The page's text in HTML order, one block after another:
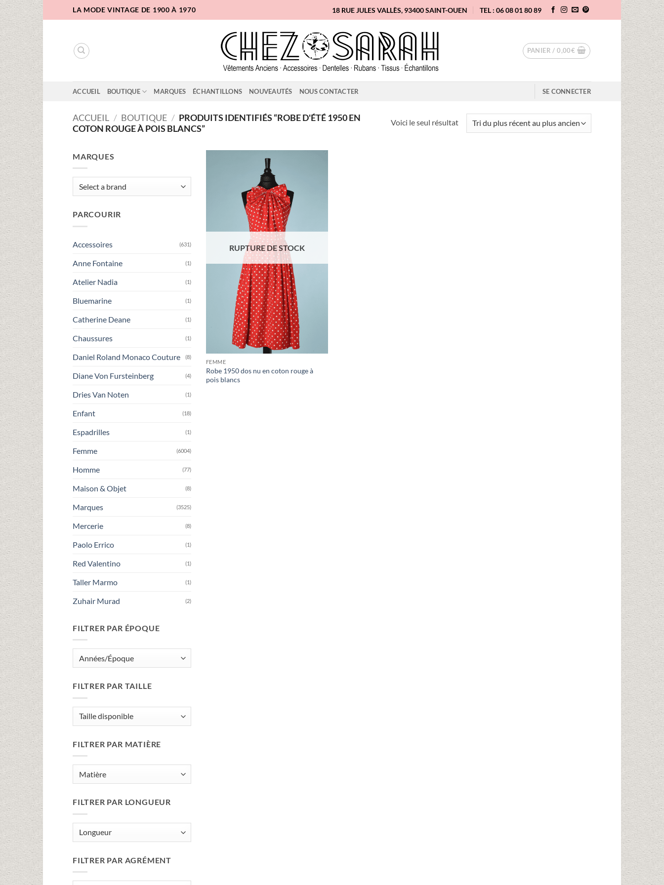
au
LA MODE VINTAGE DE 1900 À 1970 18 RUE JULES VALLÈS, 93400 SAINT-OUEN TEL : 06 08 01 80 89
PANIER /0,00€
ACCUEIL BOUTIQUE MARQUES ÉCHANTILLONS NOUVEAUTÉS NOUS CONTACTER SE CONNECTER
ACCUEIL / BOUTIQUE / PRODUITS IDENTIFIÉS “ROBE D'ÉTÉ 1950 EN
COTON ROUGE À POIS BLANCS”
Voici le seul résultat
MARQUES
PARCOURIR
Accessoires (631)
Anne Fontaine (1)
Atelier Nadia (1)
Bluemarine (1)
Catherine Deane (1)
Chaussures (1)
Daniel Roland Monaco Couture (8)
Diane Von Fursteinberg (4)
Dries Van Noten (1)
Enfant (18)
Espadrilles (1)
Femme (6004)
Homme (77)
Maison & Objet (8)
Marques (3525)
Mercerie (8)
Paolo Errico (1)
Red Valentino (1)
Taller Marmo (1)
Zuhair Murad (2)
FILTRER PAR ÉPOQUE
FILTRER PAR TAILLE
FILTRER PAR MATIÈRE
FILTRER PAR LONGUEUR
FILTRER PAR AGRÉMENT
RUPTURE DE STOCK
FEMME
Robe 1950 dos nu en coton rouge à
pois blancs